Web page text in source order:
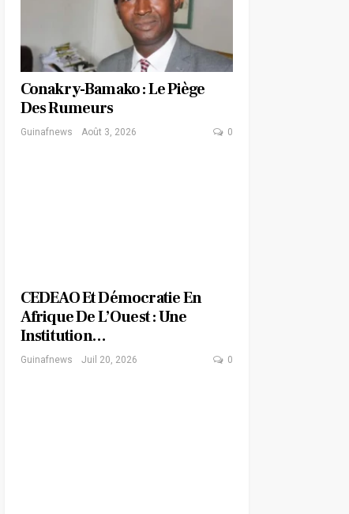
Conakry-Bamako : Le Piège
Des Rumeurs
Guinafnews Août 3, 2026 0
CEDEAO Et Démocratie En
Afrique De L’Ouest : Une
Institution…
Guinafnews Juil 20, 2026 0